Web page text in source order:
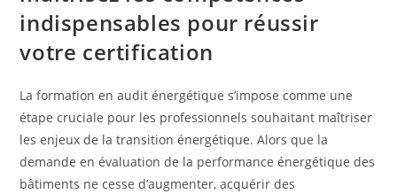
indispensables pour réussir
votre certification
La formation en audit énergétique s’impose comme une
étape cruciale pour les professionnels souhaitant maîtriser
les enjeux de la transition énergétique. Alors que la
demande en évaluation de la performance énergétique des
bâtiments ne cesse d’augmenter, acquérir des